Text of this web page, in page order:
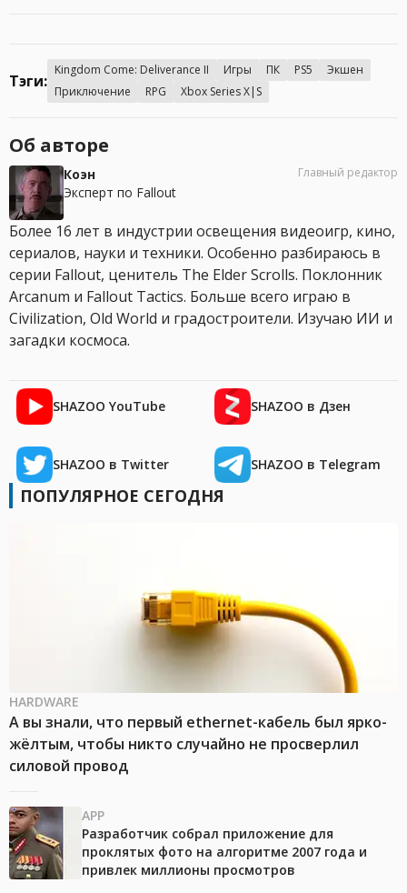
Тэги:
Kingdom Come: Deliverance II Игры ПК PS5
Экшен
Приключение
RPG Xbox Series X|S
Об авторе
Коэн
Эксперт по Fallout
Главный редактор
Более 16 лет в индустрии освещения видеоигр, кино,
сериалов, науки и техники. Особенно разбираюсь в
серии Fallout, ценитель The Elder Scrolls. Поклонник
Arcanum и Fallout Tactics. Больше всего играю в
Civilization, Old World и градостроители. Изучаю ИИ и
загадки космоса.
SHAZOO YouTube SHAZOO в Дзен
SHAZOO в Twitter SHAZOO в Telegram
ПОПУЛЯРНОЕ СЕГОДНЯ
HARDWARE
А вы знали, что первый ethernet-кабель был ярко-
жёлтым, чтобы никто случайно не просверлил
силовой провод
APP
Разработчик собрал приложение для
проклятых фото на алгоритме 2007 года и
привлек миллионы просмотров